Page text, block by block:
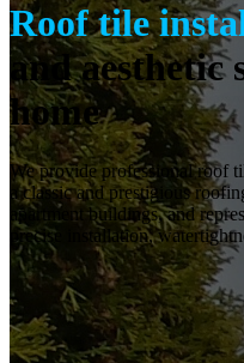
Roof tile
and aesthetic
home
We provide professional roof
a classic and prestigious
apartment buildings, and
precise installation,